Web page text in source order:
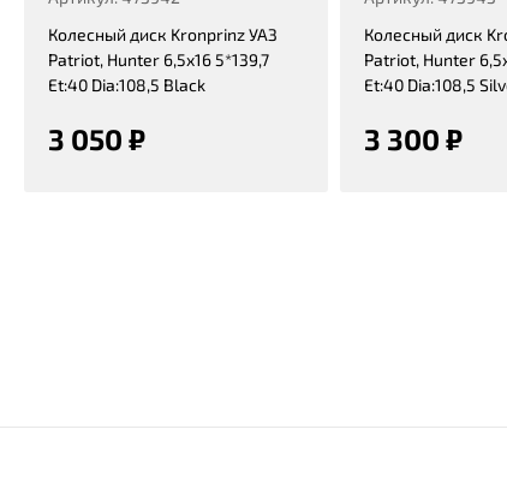
Колесный диск Kronprinz УАЗ
Patriot, Hunter 6,5x16 5*139,7
Et:40 Dia:108,5 Black
3 050 ₽
Колесный диск
Patriot, Hunter
Et:40 Dia:108,5
3 300 ₽